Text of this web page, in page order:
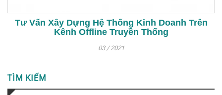
Tư Vấn Xây Dựng Hệ Thống Kinh Doanh Trên
Kênh Offline Truyền Thống
03 / 2021
TÌM KIẾM